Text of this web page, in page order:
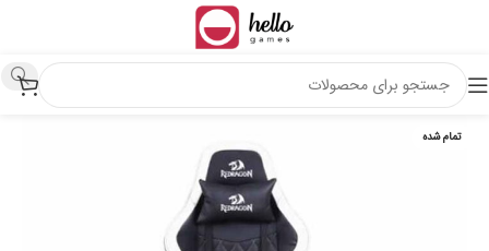
تمام شده